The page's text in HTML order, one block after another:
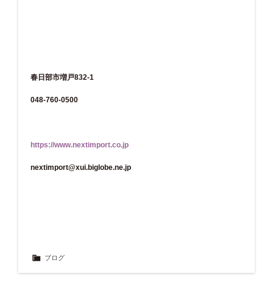
春日部市増戸832-1
048-760-0500
https://www.nextimport.co.jp
nextimport@xui.biglobe.ne.jp
ブログ